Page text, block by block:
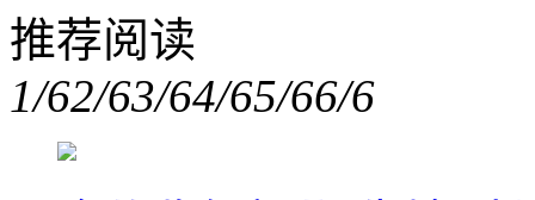
推荐阅读
1/62/63/64/65/66/6